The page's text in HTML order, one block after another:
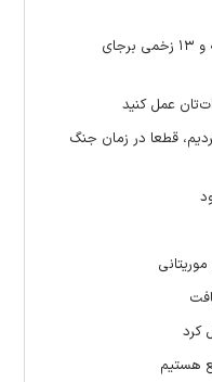
انفجار اتوبوس در حومه دمشق ۲ کشته و ۱۳ زخمی برجای
عمل کنید
قطعا در زمان جنگ
کرد
هستیم